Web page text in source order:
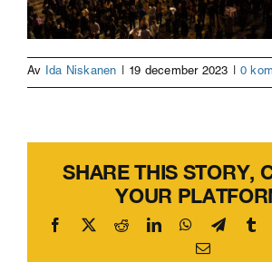
Av Ida Niskanen | 19 december 2023 | 0
SHARE THIS STORY,
YOUR
Facebook
X RedditLinkedInWhatsApp
E-